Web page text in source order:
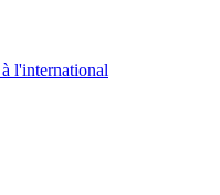
l'international